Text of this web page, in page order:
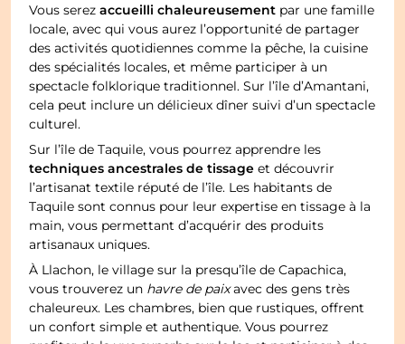
Vous serezaccueilli chaleureusement par une famille
locale, avec qui vous aurez l’opportunité de partager
des activités quotidiennes comme la pêche, la cuisine
des spécialités locales, et même participer à un
spectacle folklorique traditionnel. Sur l’île d’Amantani,
cela peut inclure un délicieux dîner suivi d’un spectacle
culturel.
Sur l’île de Taquile, vous pourrez apprendre les
techniques ancestrales de tissage et découvrir
l’artisanat textile réputé de l’île. Les habitants de
Taquile sont connus pour leur expertise en tissage à la
main, vous permettant d’acquérir des produits
artisanaux uniques.
À Llachon, le village sur la presqu’île de Capachica,
vous trouverez un havre de paixavec des gens très
chaleureux. Les chambres, bien que rustiques, offrent
un confort simple et authentique. Vous pourrez